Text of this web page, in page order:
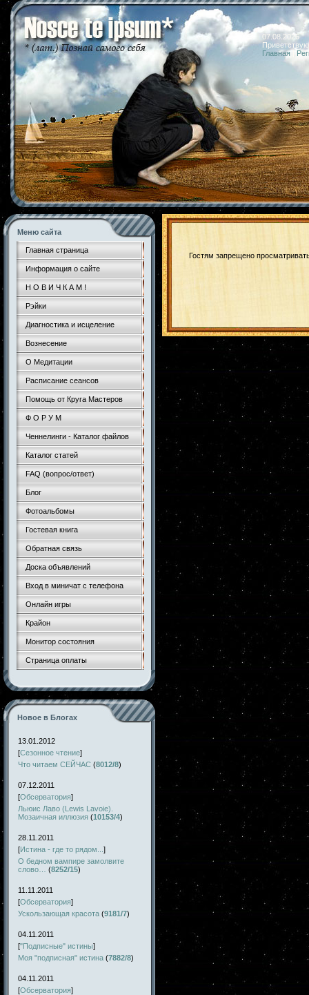
07.08.2026
Главная
Меню сайта
Главная страница
Информация о сайте
Н О В И Ч К А М !
Рэйки
Диагностика и исцеление
Вознесение
О Медитации
Расписание сеансов
Помощь от Круга Мастеров
Ф О Р У М
Ченнелинги - Каталог файлов
Каталог статей
FAQ (вопрос/ответ)
Блог
Фотоальбомы
Гостевая книга
Обратная связь
Доска объявлений
Вход в миничат с телефона
Онлайн игры
Крайон
Монитор состояния
Страница оплаты
Новое в Блогах
13.01.2012
[Сезонное чтение]
Что читаем СЕЙЧАС (8012/8)
07.12.2011
[Обсерватория]
Льюис Лаво (Lewis Lavoie).
Мозаичная иллюзия (10153/4)
28.11.2011
[Истина - где то рядом... ]
О бедном вампире замолвите
слово…
(8252/15)
11.11.2011
[Обсерватория]
Ускользающая красота (9181/7)
04.11.2011
["Подписные" истины]
Моя "подписная" истина (7882/8)
04.11.2011
[Обсерватория]
Гостям запрещено